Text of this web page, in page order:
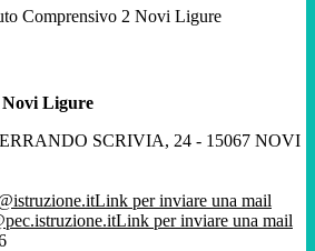
Comprensivo 2 Novi Ligure
Ligure
SCRIVIA, 24 - 15067 NOVI
Link per inviare una mail
Link per inviare una mail